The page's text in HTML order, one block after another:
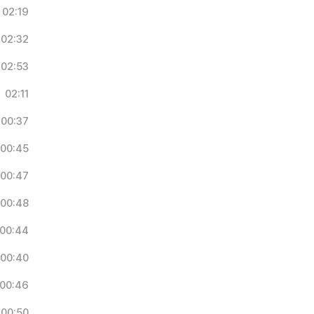
02:19
02:32
02:53
02:11
00:37
00:45
00:47
00:48
00:44
00:40
00:46